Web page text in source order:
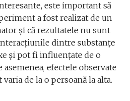
este important să
a fost realizat de un
și că rezultatele nu sunt
dintre substanțe
și pot fi influențate de o
asemenea, efectele observate
de la o persoană la alta.